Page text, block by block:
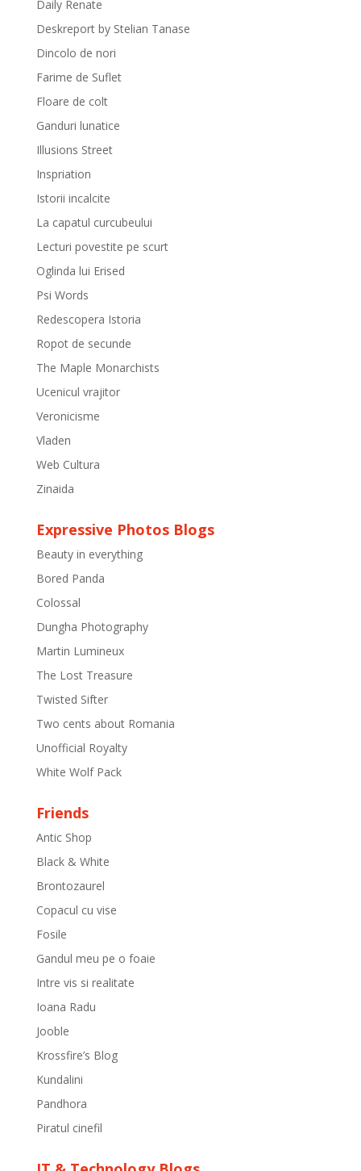
Daily Renate
Deskreport by Stelian Tanase
Dincolo de nori
Farime de Suflet
Floare de colt
Ganduri lunatice
Illusions Street
Inspriation
Istorii incalcite
La capatul curcubeului
Lecturi povestite pe scurt
Oglinda lui Erised
Psi Words
Redescopera Istoria
Ropot de secunde
The Maple Monarchists
Ucenicul vrajitor
Veronicisme
Vladen
Web Cultura
Zinaida
Expressive Photos Blogs
Beauty in everything
Bored Panda
Colossal
Dungha Photography
Martin Lumineux
The Lost Treasure
Twisted Sifter
Two cents about Romania
Unofficial Royalty
White Wolf Pack
Friends
Antic Shop
Black & White
Brontozaurel
Copacul cu vise
Fosile
Gandul meu pe o foaie
Intre vis si realitate
Ioana Radu
Jooble
Krossfire’s Blog
Kundalini
Pandhora
Piratul cinefil